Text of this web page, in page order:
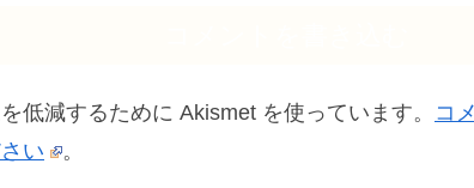
低減するために Akismet を使っています。 コ
い
。